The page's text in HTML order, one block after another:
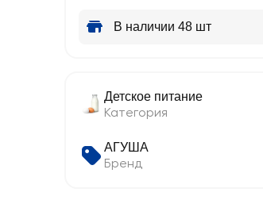
В наличии 48 шт
Детское питание
Категория
АГУША
Бренд